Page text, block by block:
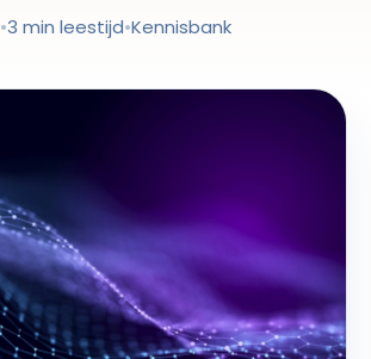
•3 min leestijd•Kennisbank